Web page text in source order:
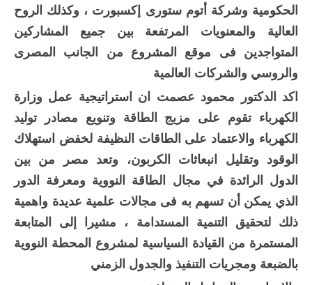
الحكومية وشركة أتوم ستورى إكسبورت ، وكذلك الروح
العالية والمعنويات المرتفعة بين جميع المشاركين
المتواجدين فى موقع المشروع من الجانب المصرى
والروسي والشركات العالمية
اكد الدكتور محمود عصمت ان استراتيجية عمل وزارة
الكهرباء تقوم على مزيج الطاقة وتنويع مصادر توليد
الكهرباء والاعتماد على الطاقات النظيفة لخفض استهلاك
الوقود وتقليل انبعاثات الكربون، وتعد مصر من بين
الدول الرائدة في مجال الطاقة النووية ومعرفة الدور
الذي يمكن أن تسهم به فى مجالات علمية عديدة واهمية
ذلك لتحقيق التنمية المستدامة ، مشيرا إلى المتابعة
المستمرة من القيادة السياسية لمشروع المحطة النووية
بالضبعة ومجريات التنفيذ والجدول الزمني